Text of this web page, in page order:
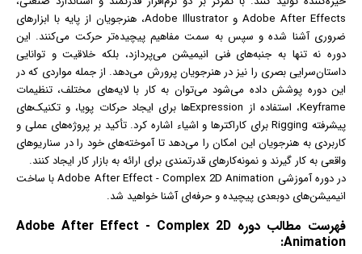
Adobe After Effects و Adobe Illustrator، هنرجویان از پایه با ابزارهای
ضروری آشنا شده و سپس به سمت مفاهیم پیچیده‌تر حرکت می‌کنند. این
دوره نه تنها به جنبه‌های فنی انیمیشن می‌پردازد، بلکه خلاقیت و توانایی
داستان‌سرایی بصری را نیز در هنرجویان پرورش می‌دهد. از جمله مواردی که در
این دوره پوشش داده می‌شود می‌توان به کار با لایه‌های مختلف، تنظیمات
Keyframe، استفاده از Expression‌ها برای ایجاد حرکات پویا، و تکنیک‌های
پیشرفته Rigging برای کاراکترها و اشیاء اشاره کرد. تأکید بر پروژه‌های عملی و
کاربردی به هنرجویان این امکان را می‌دهد تا آموخته‌های خود را در سناریوهای
واقعی به کار گیرند و نمونه‌کارهای قدرتمندی برای ارائه به بازار کار ایجاد کنند.
در دوره آموزشی Adobe After Effect - Complex 2D Animation با ساخت
انیمیشن‌های دوبعدی پیچیده و حرفه‌ای آشنا خواهید شد.
فهرست مطالب دوره Adobe After Effect - Complex 2D
Animation: